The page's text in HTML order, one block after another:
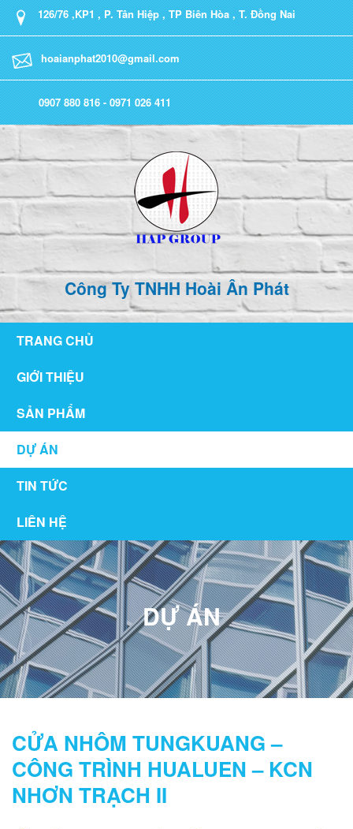
126/76 ,KP1 , P. Tân Hiệp , TP Biên Hòa , T. Đồng Nai
hoaianphat2010@gmail.com
0907 880 816 - 0971 026 411
Công Ty TNHH Hoài Ân Phát
TRANG CHỦ
GIỚI THIỆU
SẢN PHẨM
DỰ ÁN
TIN TỨC
LIÊN HỆ
DỰ ÁN
CỬA NHÔM TUNGKUANG –
CÔNG TRÌNH HUALUEN – KCN
NHƠN TRẠCH II